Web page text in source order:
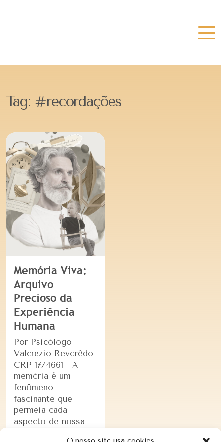
Tag: #recordações
Memória Viva:
Arquivo
Precioso da
Experiência
Humana
Por Psicólogo
Valcrezio Revorêdo
CRP 17/4661 A
memória é um
fenômeno
fascinante que
permeia cada
aspecto de nossa